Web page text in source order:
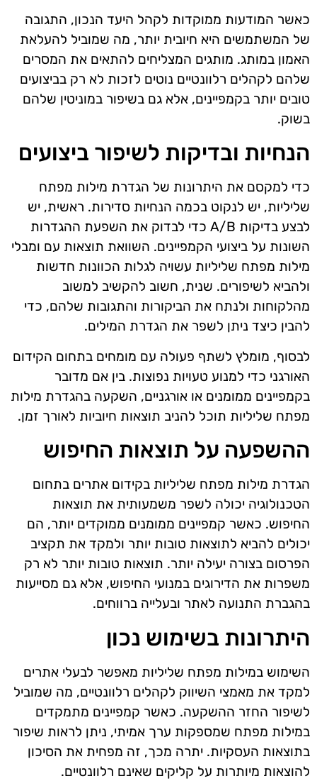
כאשר המודעות ממוקדות לקהל היעד הנכון, התגובה
של המשתמשים היא חיובית יותר, מה שמוביל להעלאת
האמון במותג. מותגים המצליחים להתאים את המסרים
שלהם לקהלים רלוונטיים נוטים לזכות לא רק בביצועים
טובים יותר בקמפיינים, אלא גם בשיפור במוניטין שלהם
בשוק.
הנחיות ובדיקות לשיפור ביצועים
כדי למקסם את היתרונות של הגדרת מילות מפתח
שליליות, יש לנקוט בכמה הנחיות סדירות. ראשית, יש
לבצע בדיקות A/B כדי לבדוק את השפעת ההגדרות
השונות על ביצועי הקמפיינים. השוואת תוצאות עם ומבלי
מילות מפתח שליליות עשויה לגלות הכוונות חדשות
ולהביא לשיפורים. שנית, חשוב להקשיב למשוב
מהלקוחות ולנתח את הביקורות והתגובות שלהם, כדי
להבין כיצד ניתן לשפר את הגדרת המילים.
לבסוף, מומלץ לשתף פעולה עם מומחים בתחום הקידום
האורגני כדי למנוע טעויות נפוצות. בין אם מדובר
בקמפיינים ממומנים או אורגניים, השקעה בהגדרת מילות
מפתח שליליות תוכל להניב תוצאות חיוביות לאורך זמן.
ההשפעה על תוצאות החיפוש
הגדרת מילות מפתח שליליות בקידום אתרים בתחום
הטכנולוגיה יכולה לשפר משמעותית את תוצאות
החיפוש. כאשר קמפיינים ממומנים ממוקדים יותר, הם
יכולים להביא לתוצאות טובות יותר ולמקד את תקציב
הפרסום בצורה יעילה יותר. תוצאות טובות יותר לא רק
משפרות את הדירוגים במנועי החיפוש, אלא גם מסייעות
בהגברת התנועה לאתר ובעלייה ברווחים.
היתרונות בשימוש נכון
השימוש במילות מפתח שליליות מאפשר לבעלי אתרים
למקד את מאמצי השיווק לקהלים רלוונטיים, מה שמוביל
לשיפור החזר ההשקעה. כאשר קמפיינים מתמקדים
במילות מפתח שמספקות ערך אמיתי, ניתן לראות שיפור
בתוצאות העסקיות. יתרה מכך, זה מפחית את הסיכון
להוצאות מיותרות על קליקים שאינם רלוונטיים.